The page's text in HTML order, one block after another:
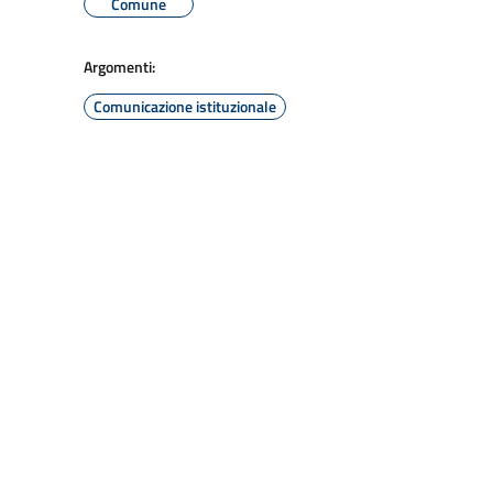
Argomenti:
Comunicazione istituzionale